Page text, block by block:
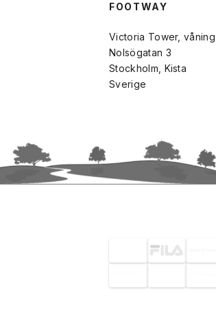
FOOTWAY
Victoria Tower,
Nolsögatan 3
Stockholm, Kista
Sverige